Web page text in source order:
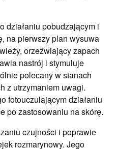
działaniu pobudzającym i
na pierwszy plan wysuwa
orzeźwiający zapach
nastrój i stymuluje
polecany w stanach
z utrzymaniem uwagi.
fotouczulającym działaniu
po zastosowaniu na skórę.
czujności i poprawie
rozmarynowy. Jego